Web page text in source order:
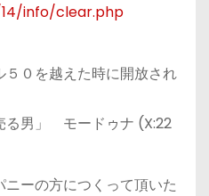
info/clear.php
０を越えた時に開放され
る男」 モードゥナ (X:22
ーの方につくって頂いた